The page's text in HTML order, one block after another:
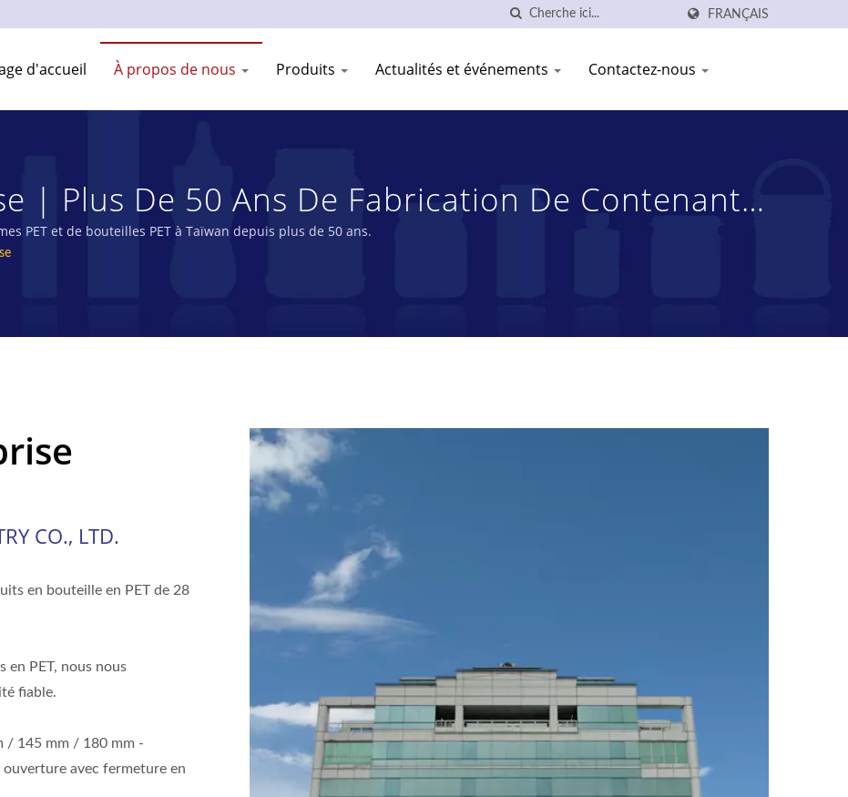
FRANÇAIS
d'accueil À propos de nous Produits Actualités et événements Contactez-nous
| Plus De 50 Ans De Fabrication De Contenants
Et De Pots | YOUNG SHANG PLASTIC
PET et de bouteilles PET à Taïwan depuis plus de 50 ans.
CO., LTD.
en bouteille en PET de 28
en PET, nous nous
fiable.
/ 145 mm / 180 mm -
avec fermeture en